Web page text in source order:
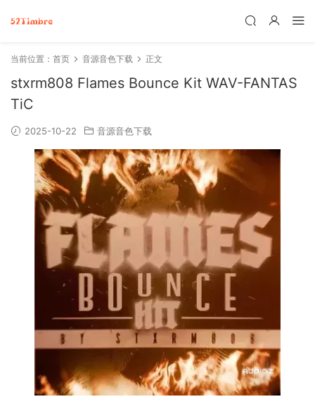
当前位置： 首页 音源音色下载 正文
stxrm808 Flames Bounce Kit WAV-FANTAS
TiC
2025-10-22 音源音色下载